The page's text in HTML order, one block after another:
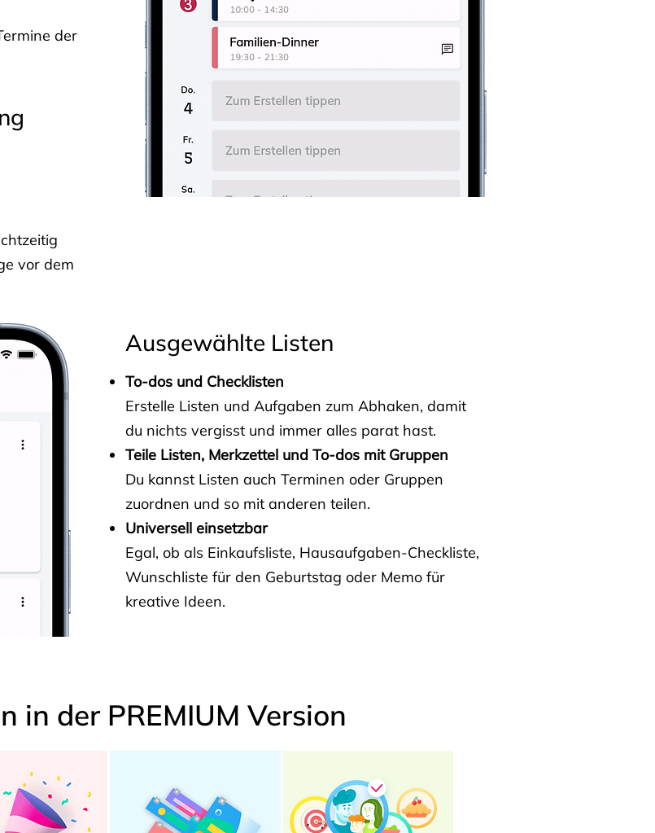
der
vor dem
Ausgewählte Listen
To-dos und Checklisten
Erstelle Listen und Aufgaben zum Abhaken, damit
du nichts vergisst und immer alles parat hast.
Teile Listen, Merkzettel und To-dos mit Gruppen
Du kannst Listen auch Terminen oder Gruppen
zuordnen und so mit anderen teilen.
Universell einsetzbar
Egal, ob als Einkaufsliste, Hausaufgaben-Checkliste,
Wunschliste für den Geburtstag oder Memo für
kreative Ideen.
in der PREMIUM Version